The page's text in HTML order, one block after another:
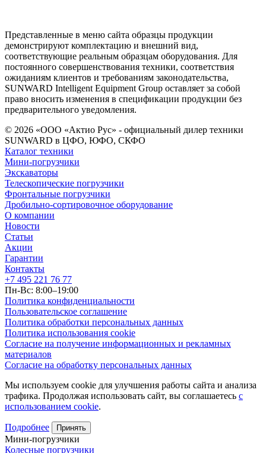
Представленные в меню сайта образцы продукции
демонстрируют комплектацию и внешний вид,
соответствующие реальным образцам оборудования. Для
постоянного совершенствования техники, соответствия
ожиданиям клиентов и требованиям законодательства,
SUNWARD Intelligent Equipment Group оставляет за собой
право вносить изменения в спецификации продукции без
предварительного уведомления.
© 2026 «ООО «Актио Рус» - официальный дилер техники
SUNWARD в ЦФО, ЮФО, СКФО
Каталог техники
Мини-погрузчики
Экскаваторы
Телескопические погрузчики
Фронтальные погрузчики
Дробильно-сортировочное оборудование
О компании
Новости
Статьи
Акции
Гарантии
Контакты
+7 495 221 76 77
Пн-Вс: 8:00–19:00
Политика конфиденциальности
Пользовательское соглашение
Политика обработки персональных данных
Политика использования cookie
Согласие на получение информационных и рекламных
материалов
Согласие на обработку персональных данных
Мы используем cookie для улучшения работы сайта и анализа
трафика. Продолжая использовать сайт, вы соглашаетесь с
использованием cookie.
Подробнее Принять
Мини-погрузчики
Колесные погрузчики